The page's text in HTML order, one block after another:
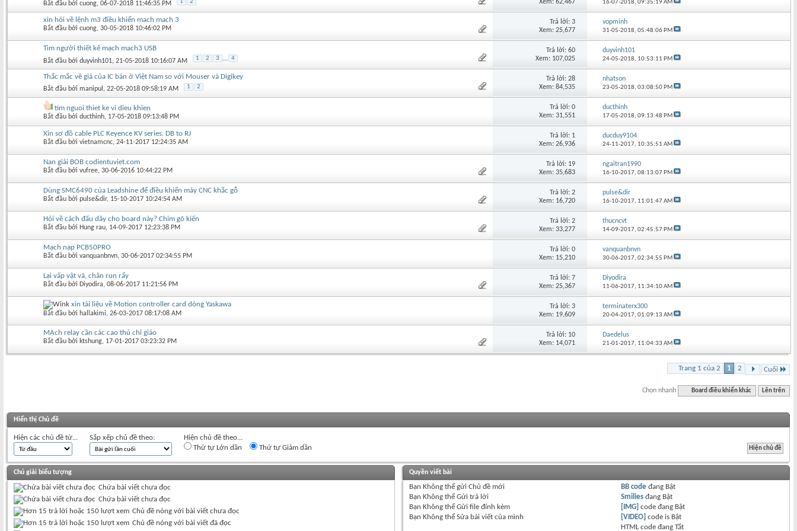
Bắt đầu bởi cuong‎, 06-07-2018 11:46:35 PM 1 2 Xem: 62,467 16-07-2018,09:35:19 AM
xin hỏi về lệnh m3 điều khiển mach mach 3
Bắt đầu bởi cuong‎, 30-05-2018 10:46:02 PM
Trả lời: 3
Xem: 25,677
vopminh
31-05-2018,05:48:06 PM
Tìm người thiết kế mạch mach3 USB
Bắt đầu bởi duyvinh101‎, 21-05-2018 10:16:07 AM 1 2 3 ... 4
Trả lời: 60
Xem: 107,025
duyvinh101
24-05-2018, 10:53:11 PM
Thắc mắc về giá của IC bán ở Việt Nam so với Mouser và Digikey
Bắt đầu bởi manipul ‎, 22-05-2018 09:58:19 AM 1 2
Trả lời: 28
Xem: 84,535
nhatson
23-05-2018,03:08:50 PM
tim nguoi thiet ke vi dieu khien
Bắt đầu bởi ducthinh‎, 17-05-2018 09:13:48 PM
Trả lời: 0
Xem: 31,551
ducthinh
17-05-2018,09:13:48 PM
Xin sơ đồ cable PLC Keyence KV series. DB to RJ
Bắt đầu bởi vietnamcnc‎, 24-11-2017 12:24:35 AM
Trả lời: 1
Xem: 26,936
ducduy9104
24-11-2017, 10:35:51 AM
Nan giải BOB codientuviet.com
Bắt đầu bởi vufree‎, 30-06-2016 10:44:22 PM
Trả lời: 19
Xem: 35,683
ngaitran1990
16-10-2017,08:13:07 PM
Dùng SMC6490 của Leadshine để điều khiển máy CNC khắc gỗ
Bắt đầu bởi pulse&dir‎, 15-10-2017 10:24:54 AM
Trả lời: 2
Xem: 16,720
pulse&dir
16-10-2017, 11:01:47 AM
Hỏi về cách đấu dây cho board này? Chim gõ kiến
Bắt đầu bởi Hung rau‎, 14-09-2017 12:23:38 PM
Trả lời: 2
Xem: 33,277
thucncvt
14-09-2017,02:45:57 PM
Mạch nạp PCB50PRO
Bắt đầu bởi vanquanbnvn‎, 30-06-2017 02:34:55 PM
Trả lời: 0
Xem: 15,210
vanquanbnvn
30-06-2017,02:34:55 PM
Lại vấp vật vã, chân run rẩy
Bắt đầu bởi Diyodira‎, 08-06-2017 11:21:56 PM
Trả lời: 7
Xem: 25,367
Diyodira
11-06-2017, 11:34:10 AM
xin tài liệu về Motion controller card dòng Yaskawa
Bắt đầu bởi hallakimi‎, 26-03-2017 08:17:08 AM
Trả lời: 3
Xem: 19,609
terminaterx300
20-04-2017,01:09:13 AM
MẠch relay cần các cao thủ chỉ giáo
Bắt đầu bởi ktshung‎, 17-01-2017 03:23:32 PM
Trả lời: 10
Xem: 14,071
Daedelus
21-01-2017, 11:04:33 AM
Trang 1 của 2 1 2 Cuối
Chọn nhanh Board điều khiển khác Lên trên
Hiển thị Chủ đề
Hiện các chủ đề từ... Sắp xếp chủ đề theo:
Hiện chủ đề theo...
Thứ tự Lớn dần
Thứ tự Giảm dần
Chú giải biểu tượng
Chứa bài viết chưa đọc
Chứa bài viết chưa đọc
Chủ đề nóng với bài viết chưa đọc
Chủ đề nóng với bài viết đã đọc
Quyền viết bài
Bạn Không thểgửi Chủ đề mới
Bạn Không thểGửi trả lời
Bạn Không thểGửi file đính kèm
Bạn Không thểSửa bài viết của mình
BB code đang Bật
Smilies đang Bật
[IMG] code đang Bật
[VIDEO] code is Bật
HTML code đangTắt